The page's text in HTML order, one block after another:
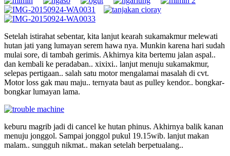
Setelah istirahat sebentar, kita lanjut kearah sukamakmur melewati
hutan jati yang lumayan serem hawa nya. Munkin karena hari sudah
mulai sore, di tambah gerimis. Akhirnya kita bertemu jalan aspal..
dan kembali ke peradaban.. xixixi.. lanjut menuju sukamakmur,
selepas pertigaan.. salah satu motor mengalamai masalah di cvt.
Motor loss gak mau maju.. ternyata baut as pulley kendor.. bongkar-
bongkar lumayan lama.
keburu magrib jadi di cancel ke hutan phinus. Akhirnya balik kanan
menuju jonggol. Sampai jonggol pukul 19.15wib. lanjut makan
malam.. sungguh nikmat.. makan setelah berpetualang..